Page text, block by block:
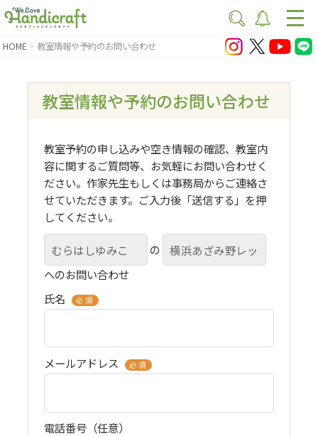
HOME 教室情報や予約のお問い合わせ
教室情報や予約のお問い合わせ
教室予約の申し込みや空き情報の確認、教室内
容に関するご質問等、お気軽にお問い合わせく
ださい。作家先生もしくは事務局からご連絡さ
せていただきます。ご入力後「送信する」を押
してください。
の
へのお問い合わせ
氏名
必須
メールアドレス 必須
電話番号（任意）